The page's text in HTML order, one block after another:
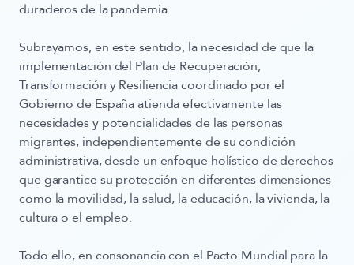
duraderos de la pandemia.
Subrayamos, en este sentido, la necesidad de que la
implementación del Plan de Recuperación,
Transformación y Resilienciacoordinado por el
Gobierno de España atienda efectivamente las
necesidades y potencialidades de las personas
migrantes, independientemente de su condición
administrativa, desde un enfoque holístico de derechos
que garantice su protección en diferentes dimensiones
como la movilidad, la salud, la educación, la vivienda, la
cultura o el empleo.
Todo ello,en consonancia con el Pacto Mundial para la